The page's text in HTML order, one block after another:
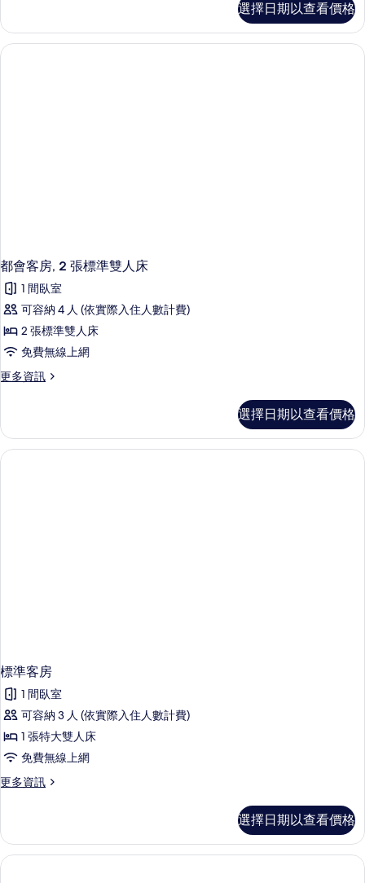
客
房
的
選擇日期以查看價格
都會客房, 2 張標準雙人床
1 間臥室
可容納 4 人 (依實際入住人數計費)
2 張標準雙人床
免費無線上網
更多資訊
更
客
房,
2
選擇日期以查看價格
標準客房
1 間臥室
可容納 3 人 (依實際入住人數計費)
1 張特大雙人床
免費無線上網
更多資訊
更
客
房
的
選擇日期以查看價格